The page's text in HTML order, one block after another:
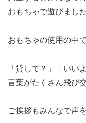
おもちゃで遊びまし
おもちゃの使用の中で
「貸して？」「いい
言葉がたくさん飛び
ご挨拶もみんなで声